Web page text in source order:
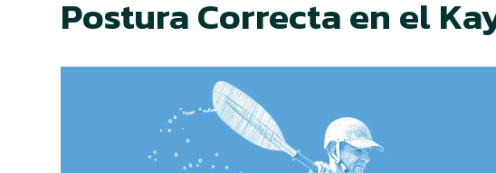
Postura Correcta en el